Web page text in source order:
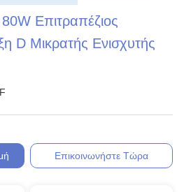
Επιτραπέζιος
D Μικρατής Ενισχυτής
Επικοινωνήστε Τώρα